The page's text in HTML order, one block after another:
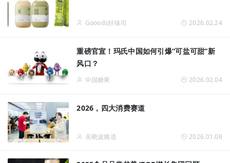
Gooods好味司 2026.02.24
重磅官宣！玛氏中国如何引爆“可盐可甜”新
风口？
中国糖果 2026.02.04
2026，四大消费赛道
吴晓波频道 2026.01.08